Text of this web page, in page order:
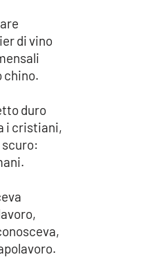
di vino
chino.
duro
i cristiani,
scuro: